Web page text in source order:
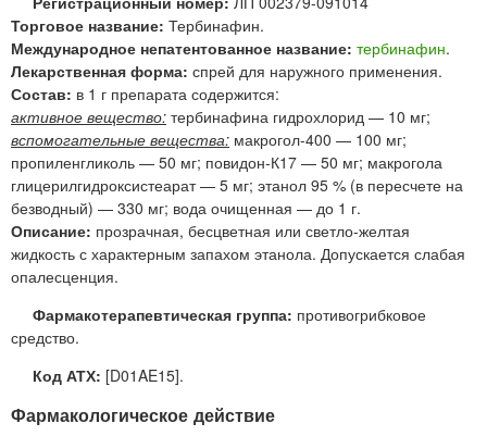
Торговое название: Тербинафин.
Международное непатентованное название: тербинафин.
Лекарственная форма: спрей для наружного применения.
Состав: в 1 г препарата содержится:
активное вещество: тербинафина гидрохлорид — 10 мг;
вспомогательные вещества: макрогол-400 — 100 мг;
пропиленгликоль — 50 мг; повидон-К17 — 50 мг; макрогола
глицерилгидроксистеарат — 5 мг; этанол 95 % (в пересчете на
безводный) — 330 мг; вода очищенная — до 1 г.
Описание: прозрачная, бесцветная или светло-желтая
жидкость с характерным запахом этанола. Допускается слабая
опалесценция.
Фармакотерапевтическая группа: противогрибковое
средство.
Код АТХ: [D01AE15].
Фармакологическое действие